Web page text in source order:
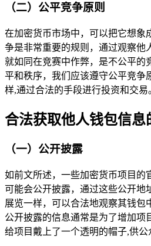
（二）公平竞争原则
在加密货币市场中，可以把它想象
争是非常重要的规则，通过观察他
就如同在竞赛中作弊，是不公平的
平和秩序，我们应该遵守公平竞争
样,通过合法的手段进行投资和交易
合法获取他人钱包信息
（一）公开披露
如前文所述，一些加密货币项目的
可能会公开披露，通过这些公开地
展览一样，可以合法地观察其钱包
公开披露的信息通常是为了增加项
给项目戴上了一个透明的帽子,供公